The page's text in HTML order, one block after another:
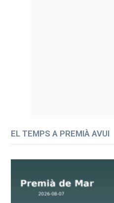
EL TEMPS A PREMIÀ AVUI